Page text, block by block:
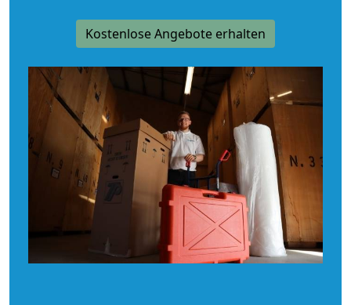
Kostenlose Angebote erhalten